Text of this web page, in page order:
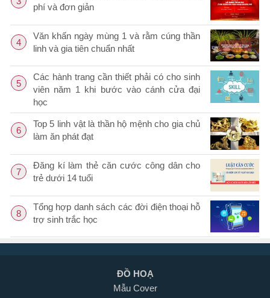
phí và đơn giản
4
Văn khấn ngày mùng 1 và rằm cúng thần
linh và gia tiên chuẩn nhất
5
Các hành trang cần thiết phải có cho sinh
viên năm 1 khi bước vào cánh cửa đại
học
6
Top 5 linh vật là thần hộ mệnh cho gia chủ
làm ăn phát đạt
7
Đăng kí làm thẻ căn cước công dân cho
trẻ dưới 14 tuổi
8
Tổng hợp danh sách các đời điện thoại hỗ
trợ sinh trắc học
ĐỒ HOẠ
Mẫu Cover